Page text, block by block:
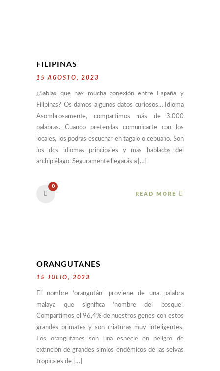
FILIPINAS
15 AGOSTO, 2023
¿Sabías que hay mucha conexión entre España y
Filipinas? Os damos algunos datos curiosos… Idioma
Asombrosamente, compartimos más de 3.000
palabras. Cuando pretendas comunicarte con los
locales, los podrás escuchar en tagalo o cebuano. Son
los dos idiomas principales y más hablados del
archipiélago. Seguramente llegarás a […]
0
READ MORE
ORANGUTANES
15 JULIO, 2023
El nombre ‘orangután’ proviene de una palabra
malaya que significa ‘hombre del bosque’.
Compartimos el 96,4% de nuestros genes con estos
grandes primates y son criaturas muy inteligentes.
Los orangutanes son una especie en peligro de
extinción de grandes simios endémicos de las selvas
tropicales de […]